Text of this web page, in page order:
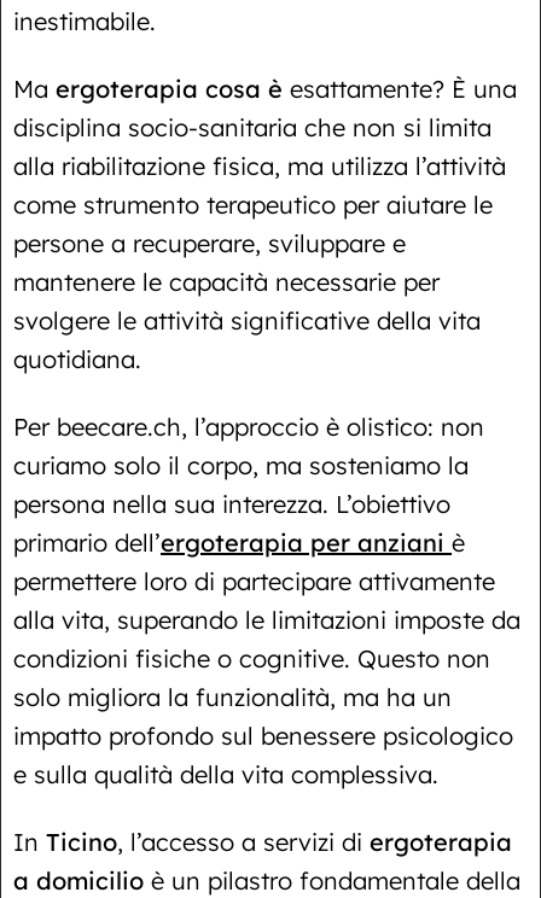
inestimabile.
Ma ergoterapia cosa è esattamente? È una
disciplina socio-sanitaria che non si limita
alla riabilitazione fisica, ma utilizza l’attività
come strumento terapeutico per aiutare le
persone a recuperare, sviluppare e
mantenere le capacità necessarie per
svolgere le attività significative della vita
quotidiana.
Per beecare.ch, l’approccio è olistico: non
curiamo solo il corpo, ma sosteniamo la
persona nella sua interezza. L’obiettivo
primario dell’ergoterapia per anziani è
permettere loro di partecipare attivamente
alla vita, superando le limitazioni imposte da
condizioni fisiche o cognitive. Questo non
solo migliora la funzionalità, ma ha un
impatto profondo sul benessere psicologico
e sulla qualità della vita complessiva.
In Ticino, l’accesso a servizi di ergoterapia
a domicilio è un pilastro fondamentale della